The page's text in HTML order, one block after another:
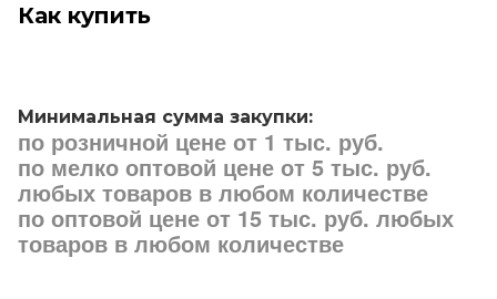
Как купить
Минимальная сумма закупки:
по розничной цене от 1 тыс. руб.
по мелко оптовой цене от 5 тыс. руб.
любых товаров в любом количестве
по оптовой цене от 15 тыс. руб. любых
товаров в любом количестве